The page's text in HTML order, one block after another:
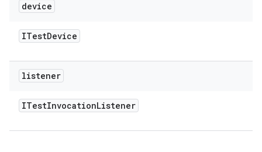
device
ITestDevice
listener
ITestInvocationListener